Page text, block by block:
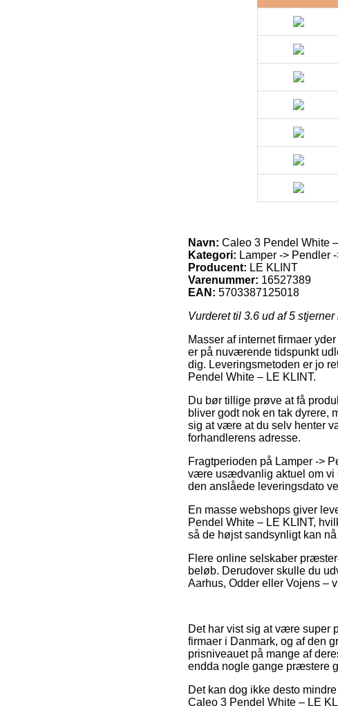
Navn: Caleo 3 Pendel White
Kategori: Lamper -> Pendler
Producent: LE KLINT
Varenummer: 16527389
EAN: 5703387125018
Vurderet til 3.6 ud af 5 stjerner
Masser af internet firmaer
er på nuværende tidspunkt
dig. Leveringsmetoden er jo
Pendel White – LE KLINT.
Du bør tillige prøve at få
bliver godt nok en tak dyrere,
sig at være at du selv henter
forhandlerens adresse.
Fragtperioden på Lamper ->
være usædvanlig aktuel om vi
den anslåede leveringsdato
En masse webshops giver
Pendel White – LE KLINT,
så de højst sandsynligt kan
Flere online selskaber
beløb. Derudover skulle du
Aarhus, Odder eller Vojens –
Det har vist sig at være super
firmaer i Danmark, og af den
prisniveauet på mange af
endda nogle gange præstere
Det kan dog ikke desto
Caleo 3 Pendel White – LE